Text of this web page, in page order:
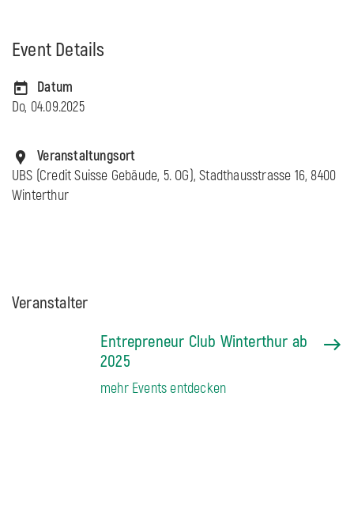
Event Details
Datum
Do, 04.09.2025
Veranstaltungsort
UBS (Credit Suisse Gebäude, 5. OG), Stadthausstrasse 16, 8400
Winterthur
Veranstalter
Entrepreneur Club Winterthur ab
2025
mehr Events entdecken